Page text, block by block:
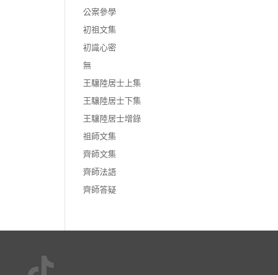
公案參學
初祖文集
初識心密
無
王驤陸居士上集
王驤陸居士下集
王驤陸居士增錄
祖師文集
齊師文集
齊師法語
齊師答疑